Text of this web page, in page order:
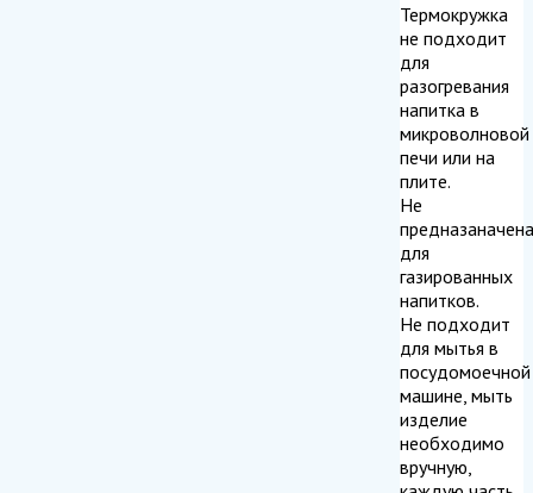
Термокружка
не подходит
для
разогревания
напитка в
микроволновой
печи или на
плите.
Не
предназаначена
для
газированных
напитков.
Не подходит
для мытья в
посудомоечной
машине, мыть
изделие
необходимо
вручную,